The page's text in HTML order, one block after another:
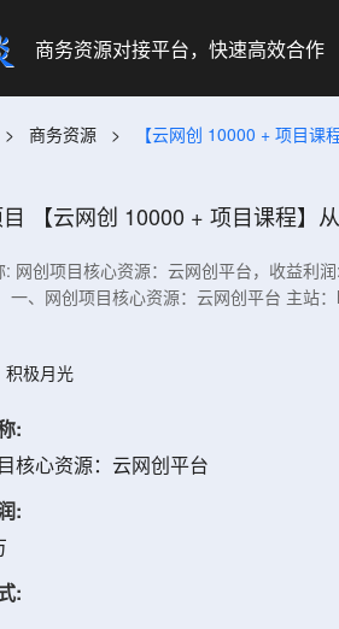
商务资源对接平台，快速高效合作
> 商务资源 > 【云网创 10000 + 项目
【云网创 10000 + 项目课程】
: 网创项目核心资源：云网创平台，收益利
一、网创项目核心资源：云网创平台 主站
积极月光
:
核心资源：云网创平台
:
: